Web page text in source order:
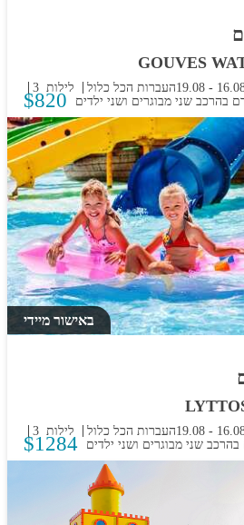
-
19.08
GOUVES
3 לילות הכל כלול העברות
$820 בהרכב שני מבוגרים ושני ילדים
-
19.08 3 לילות הכל כלול העברות
באישור מיידי
$1284 בהרכב שני מבוגרים ושני ילדים